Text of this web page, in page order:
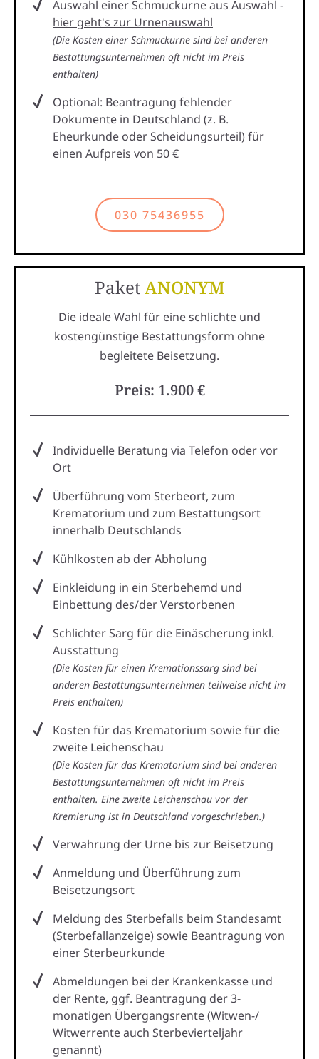
Auswahl einer Schmuckurne aus Auswahl -
hier geht's zur Urnenauswahl
(Die Kosten einer Schmuckurne sind bei anderen
Bestattungsunternehmen oft nicht im Preis
enthalten)
Optional: Beantragung fehlender
Dokumente in Deutschland (z. B.
Eheurkunde oder Scheidungsurteil) für
einen Aufpreis von 50 €
030 75436955
PaketANONYM
Die ideale Wahl für eine schlichte und
kostengünstige Bestattungsform ohne
begleitete Beisetzung.
Preis: 1.900 €
Individuelle Beratung via Telefon oder vor
Ort
Überführung vom Sterbeort, zum
Krematorium und zum Bestattungsort
innerhalb Deutschlands
Kühlkosten ab der Abholung
Einkleidung in ein Sterbehemd und
Einbettung des/der Verstorbenen
Schlichter Sarg für die Einäscherung inkl.
Ausstattung
(Die Kosten für einen Kremationssarg sind bei
anderen Bestattungsunternehmen teilweise nicht im
Preis enthalten)
Kosten für das Krematorium sowie für die
zweite Leichenschau
(Die Kosten für das Krematorium sind bei anderen
Bestattungsunternehmen oft nicht im Preis
enthalten. Eine zweite Leichenschau vor der
Kremierung ist in Deutschland vorgeschrieben.)
Verwahrung der Urne bis zur Beisetzung
Anmeldung und Überführung zum
Beisetzungsort
Meldung des Sterbefalls beim Standesamt
(Sterbefallanzeige) sowie Beantragung von
einer Sterbeurkunde
Abmeldungen bei der Krankenkasse und
der Rente, ggf. Beantragung der 3-
monatigen Übergangsrente (Witwen-/
Witwerrente auch Sterbevierteljahr
genannt)